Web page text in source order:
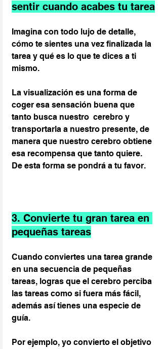
sentir cuando acabes tu tarea
Imagina con todo lujo de detalle,
cómo te sientes una vez finalizada la
tarea y qué es lo que te dices a ti
mismo.
La visualización es una forma de
coger esa sensación buena que
tanto busca nuestro  cerebro y
transportarla a nuestro presente, de
manera que nuestro cerebro obtiene
esa recompensa que tanto quiere.
De esta forma se pondrá a tu favor.
3. Convierte tu gran tarea en
pequeñas tareas
Cuando conviertes una tarea grande
en una secuencia de pequeñas
tareas, logras que el cerebro perciba
las tareas como si fuera más fácil,
además así tienes una especie de
guía.
Por ejemplo, yo convierto el objetivo